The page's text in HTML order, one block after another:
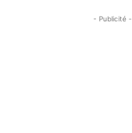
- Publicité -